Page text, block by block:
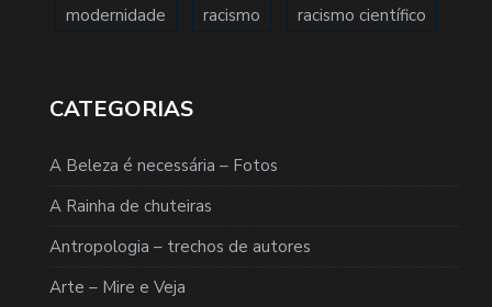
modernidade racismo racismo científico
CATEGORIAS
A Beleza é necessária – Fotos
A Rainha de chuteiras
Antropologia – trechos de autores
Arte – Mire e Veja